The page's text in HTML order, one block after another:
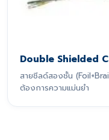
Double Shielded
สายชีลด์สองชั้น
ต้องการความแม่นยำ